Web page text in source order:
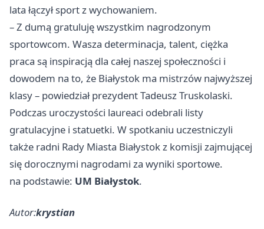
lata łączył sport z wychowaniem.
– Z dumą gratuluję wszystkim nagrodzonym
sportowcom. Wasza determinacja, talent, ciężka
praca są inspiracją dla całej naszej społeczności i
dowodem na to, że Białystok ma mistrzów najwyższej
klasy – powiedział prezydent Tadeusz Truskolaski.
Podczas uroczystości laureaci odebrali listy
gratulacyjne i statuetki. W spotkaniu uczestniczyli
także radni Rady Miasta Białystok z komisji zajmującej
się dorocznymi nagrodami za wyniki sportowe.
na podstawie: UM Białystok.
Autor:krystian